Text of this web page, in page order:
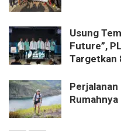
Usung
Future”,
Targetkan
Perjalanan